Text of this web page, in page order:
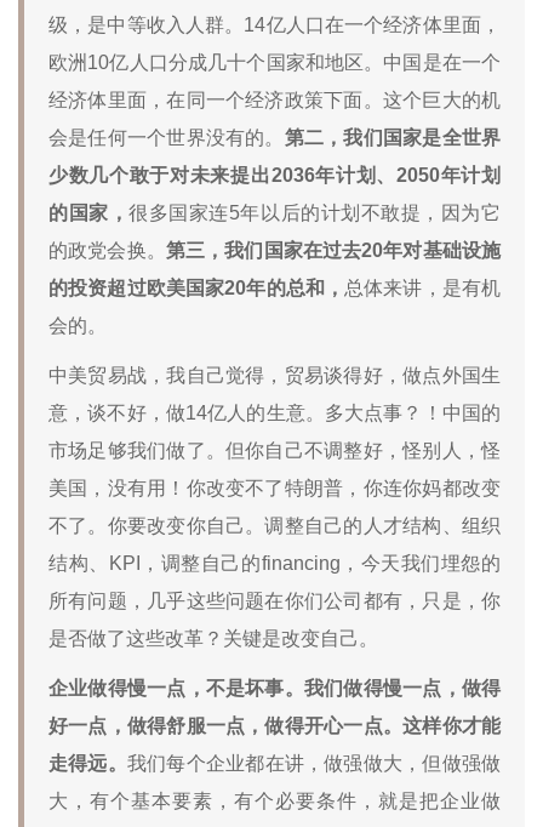
级，是中等收入人群。14亿人口在一个经济体里面，
欧洲10亿人口分成几十个国家和地区。中国是在一个
经济体里面，在同一个经济政策下面。这个巨大的机
会是任何一个世界没有的。 第二，我们国家是全世界
少数几个敢于对未来提出2036年计划、2050年计划
的国家，很多国家连5年以后的计划不敢提，因为它
的政党会换。 第三，我们国家在过去20年对基础设施
的投资超过欧美国家20年的总和，总体来讲，是有机
会的。
中美贸易战，我自己觉得，贸易谈得好，做点外国生
意，谈不好，做14亿人的生意。多大点事？！中国的
市场足够我们做了。但你自己不调整好，怪别人，怪
美国，没有用！你改变不了特朗普，你连你妈都改变
不了。你要改变你自己。调整自己的人才结构、组织
结构、KPI，调整自己的financing，今天我们埋怨的
所有问题，几乎这些问题在你们公司都有，只是，你
是否做了这些改革？关键是改变自己。
企业做得慢一点，不是坏事。我们做得慢一点，做得
好一点，做得舒服一点，做得开心一点。这样你才能
走得远。 我们每个企业都在讲，做强做大，但做强做
大，有个基本要素，有个必要条件，就是把企业做